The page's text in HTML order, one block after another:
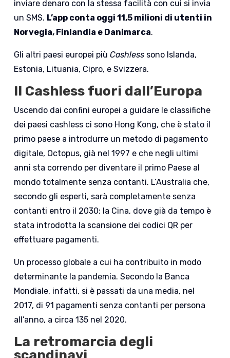
inviare denaro con la stessa facilità con cui si invia
un SMS. L’app conta oggi 11,5 milioni di utenti in
Norvegia, Finlandia e Danimarca.
Gli altri paesi europei piùCashless sono Islanda,
Estonia, Lituania, Cipro, e Svizzera.
Il Cashless fuori dall’Europa
Uscendo dai confini europei a guidare le classifiche
dei paesi cashless ci sono Hong Kong, che è stato il
primo paese a introdurre un metodo di pagamento
digitale, Octopus, già nel 1997 e che negli ultimi
anni sta correndo per diventare il primo Paese al
mondo totalmente senza contanti. L’Australia che,
secondo gli esperti, sarà completamente senza
contanti entro il 2030; la Cina, dove già da tempo è
stata introdotta la scansione dei codici QR per
effettuare pagamenti.
Un processo globale a cui ha contribuito in modo
determinante la pandemia. Secondo la Banca
Mondiale, infatti, si è passati da una media, nel
2017, di 91 pagamenti senza contanti per persona
all’anno, a circa 135 nel 2020.
La retromarcia degli